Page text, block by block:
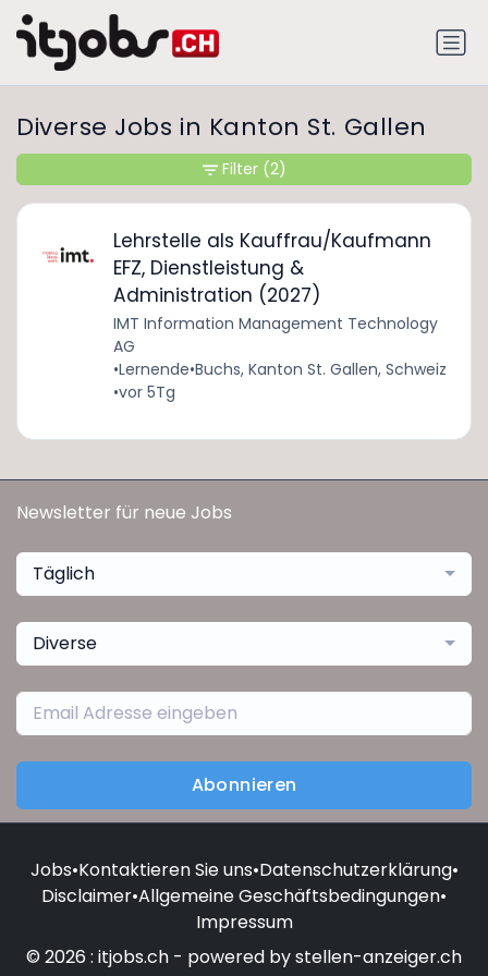
Diverse Jobs in Kanton St. Gallen
Lehrstelle als Kauffrau/Kaufmann
EFZ, Dienstleistung &
Administration (2027)
IMT Information Management Technology
AG
•Lernende•Buchs, Kanton St. Gallen, Schweiz
•vor 5Tg
Filter (2)
Newsletter für neue Jobs
Täglich
Diverse
Abonnieren
Jobs•Kontaktieren Sie uns•Datenschutzerklärung•
Disclaimer•Allgemeine Geschäftsbedingungen•
Impressum
© 2026 : itjobs.ch - powered by stellen-anzeiger.ch